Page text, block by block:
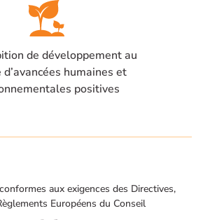
de développement au
d’avancées humaines et
positives
aux exigences des Directives,
Européens du Conseil